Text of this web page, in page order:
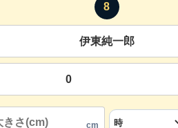
8
cm